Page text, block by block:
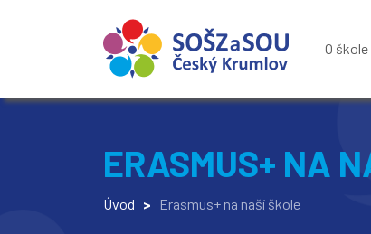
O škole
ERASMUS+ NA
Úvod > Erasmus+ na naší škole